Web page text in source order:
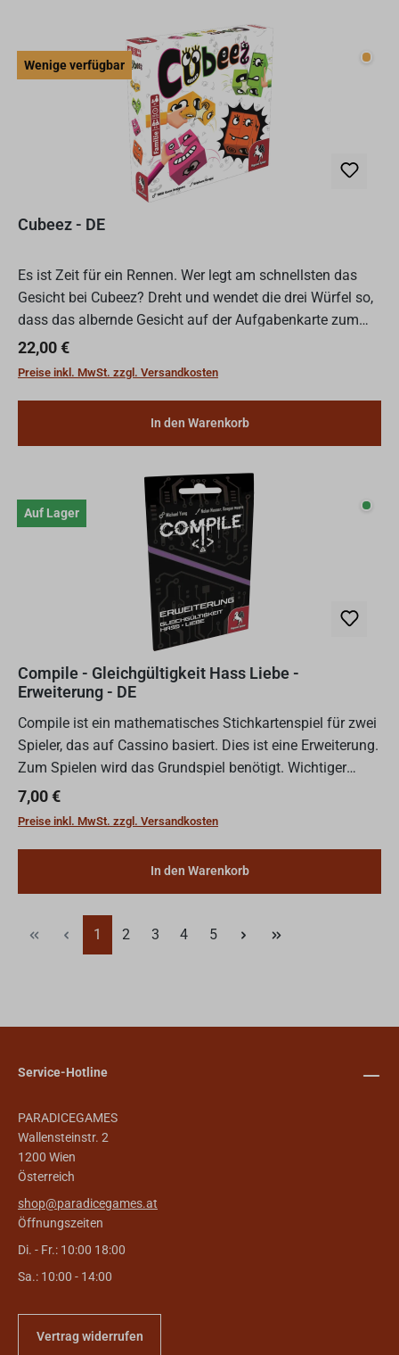
Wenige verfügbar
Cubeez - DE
Es ist Zeit für ein Rennen. Wer legt am schnellsten das
Gesicht bei Cubeez? Dreht und wendet die drei Würfel so,
dass das albernde Gesicht auf der Aufgabenkarte zum
Vorschein kommt. Ist euer Cubeez traurig, überrascht...
Regulärer Preis:
22,00 €
Preise inkl. MwSt. zzgl. Versandkosten
In den Warenkorb
Auf Lager Auf
Compile - Gleichgültigkeit Hass Liebe -
Erweiterung - DE
Compile ist ein mathematisches Stichkartenspiel für zwei
Spieler, das auf Cassino basiert. Dies ist eine Erweiterung.
Zum Spielen wird das Grundspiel benötigt. Wichtiger
HinweisAchtung! Nicht für Kinder unter 36 Monat...
Regulärer Preis:
7,00 €
Preise inkl. MwSt. zzgl. Versandkosten
In den Warenkorb
Seite
1 Seite
2 Seite
3 Seite
4 Seite
5
Service-Hotline
PARADICEGAMES
Wallensteinstr. 2
1200 Wien
Österreich
shop@paradicegames.at
Öffnungszeiten
Di. - Fr.: 10:00 18:00
Sa.: 10:00 - 14:00
Vertrag widerrufen